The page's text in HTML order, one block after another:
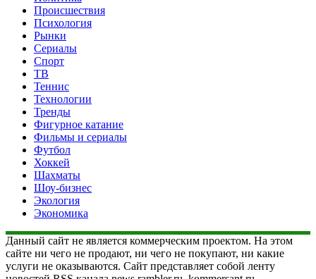
Происшествия
Психология
Рынки
Сериалы
Спорт
ТВ
Теннис
Технологии
Тренды
Фигурное катание
Фильмы и сериалы
Футбол
Хоккей
Шахматы
Шоу-бизнес
Экология
Экономика
Данный сайт не является коммерческим проектом. На этом
сайте ни чего не продают, ни чего не покупают, ни какие
услуги не оказываются. Сайт представляет собой ленту